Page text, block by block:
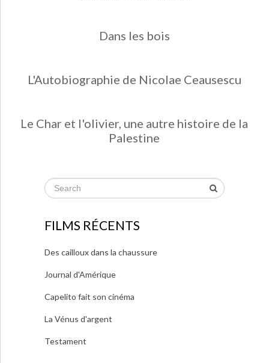
Dans les bois
L'Autobiographie de Nicolae Ceausescu
Le Char et l'olivier, une autre histoire de la
Palestine
FILMS RÉCENTS
Des cailloux dans la chaussure
Journal d'Amérique
Capelito fait son cinéma
La Vénus d'argent
Testament